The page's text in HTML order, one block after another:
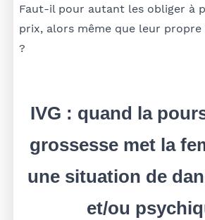
Faut-il pour autant les obliger à
prix, alors même que leur propre
?
IVG : quand la
grossesse met la
une situation de
et/ou